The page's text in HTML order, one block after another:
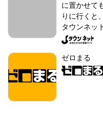
に置かせて
りに行くと
タウンネッ
ゼロまる